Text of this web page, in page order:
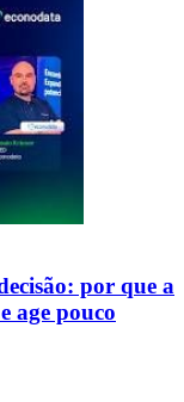
por que a
age pouco